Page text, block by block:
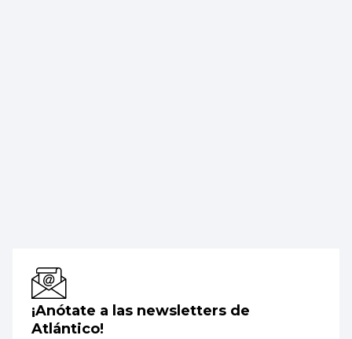
¡Anótate a las newsletters de
Atlántico!